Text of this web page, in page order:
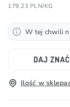
179.23 PLN/KG
W tej chwili
DAJ
Ilość w